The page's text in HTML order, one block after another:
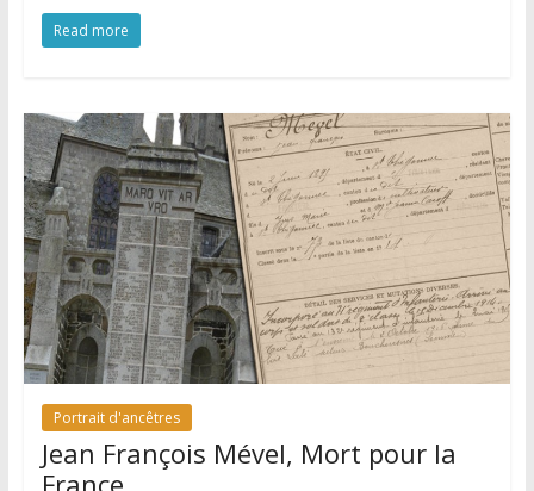
Read more
Portrait d'ancêtres
Jean François Mével, Mort pour la
France